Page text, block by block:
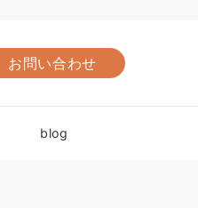
お問い合わせ
blog